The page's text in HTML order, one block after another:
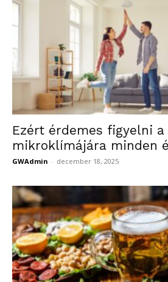
Ezért érdemes figyelni a
mikroklímájára minden
GWAdmin - december 18, 2025